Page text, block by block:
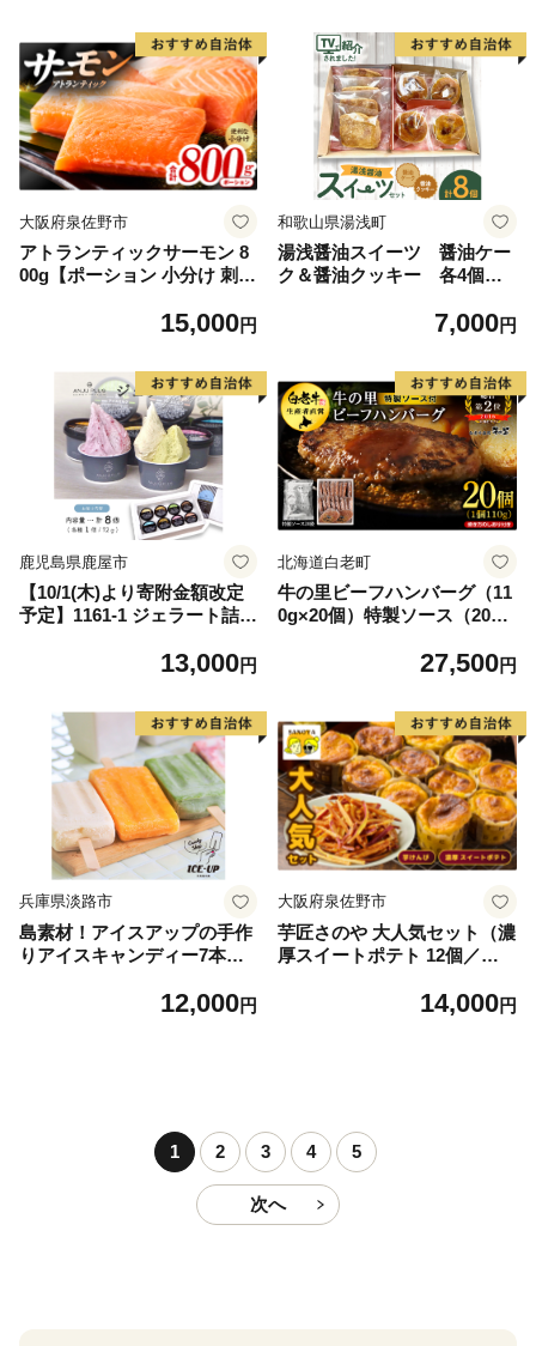
大阪府泉佐野市
アトランティックサーモン 8
00g【ポーション 小分け 刺身
サイズ不揃い まとめ買い】
15,000円
和歌山県湯浅町
湯浅醤油スイーツ 醤油ケー
ク＆醤油クッキー 各4個入
7,000円
鹿児島県鹿屋市
【10/1(木)より寄附金額改定
予定】1161-1 ジェラート詰め
13,000円
北海道白老町
牛の里ビーフハンバーグ（11
0g×20個）特製ソース（20
27,500円
兵庫県淡路市
島素材！アイスアップの手作
りアイスキャンディー7本セ
12,000円
大阪府泉佐野市
芋匠さのや 大人気セット（濃
厚スイートポテト 12個／芋
14,000円
1 2 3 4 5
次へ